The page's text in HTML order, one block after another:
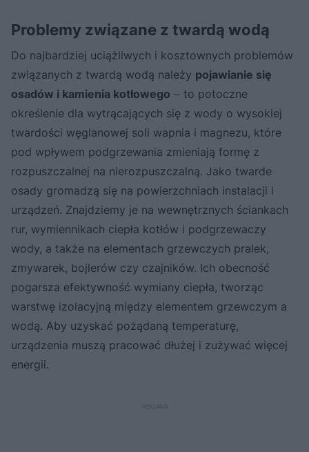
Problemy związane z twardą wodą
Do najbardziej uciążliwych i kosztownych problemów
związanych z twardą wodą należy pojawianie się
osadów i kamienia kotłowego ‒ to potoczne
określenie dla wytrącających się z wody o wysokiej
twardości węglanowej soli wapnia i magnezu, które
pod wpływem podgrzewania zmieniają formę z
rozpuszczalnej na nierozpuszczalną. Jako twarde
osady gromadzą się na powierzchniach instalacji i
urządzeń. Znajdziemy je na wewnętrznych ściankach
rur, wymiennikach ciepła kotłów i podgrzewaczy
wody, a także na elementach grzewczych pralek,
zmywarek, bojlerów czy czajników. Ich obecność
pogarsza efektywność wymiany ciepła, tworząc
warstwę izolacyjną między elementem grzewczym a
wodą. Aby uzyskać pożądaną temperaturę,
urządzenia muszą pracować dłużej i zużywać więcej
energii.